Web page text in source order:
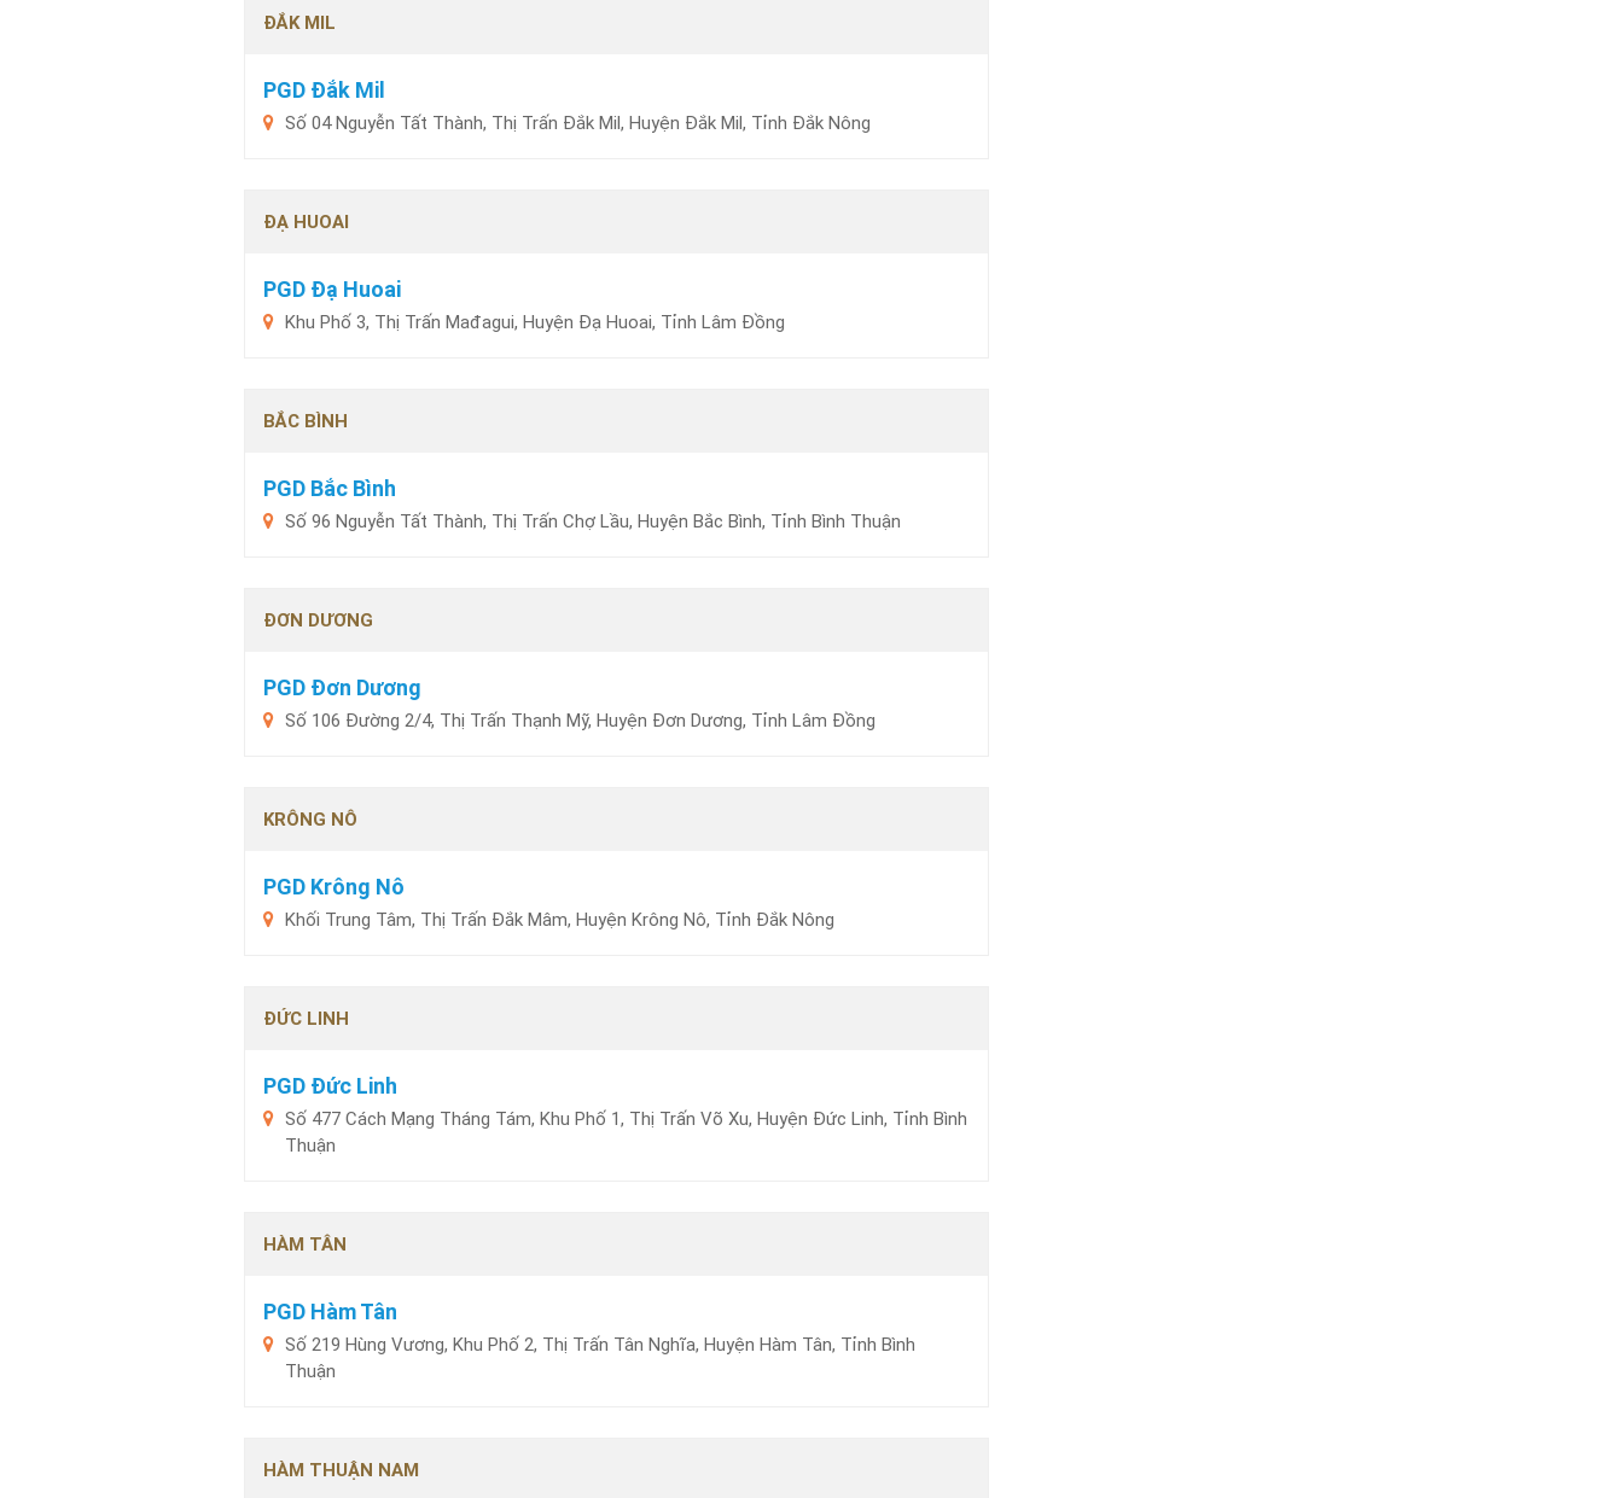
ĐẮK MIL
PGD Đắk Mil
Số 04 Nguyễn Tất Thành, Thị Trấn Đắk Mil, Huyện Đắk Mil, Tỉnh Đắk Nông
ĐẠ HUOAI
PGD Đạ Huoai
Khu Phố 3, Thị Trấn Mađagui, Huyện Đạ Huoai, Tỉnh Lâm Đồng
BẮC BÌNH
PGD Bắc Bình
Số 96 Nguyễn Tất Thành, Thị Trấn Chợ Lầu, Huyện Bắc Bình, Tỉnh Bình Thuận
ĐƠN DƯƠNG
PGD Đơn Dương
Số 106 Đường 2/4, Thị Trấn Thạnh Mỹ, Huyện Đơn Dương, Tỉnh Lâm Đồng
KRÔNG NÔ
PGD Krông Nô
Khối Trung Tâm, Thị Trấn Đắk Mâm, Huyện Krông Nô, Tỉnh Đắk Nông
ĐỨC LINH
PGD Đức Linh
Số 477 Cách Mạng Tháng Tám, Khu Phố 1, Thị Trấn Võ Xu, Huyện Đức Linh, Tỉnh Bình
Thuận
HÀM TÂN
PGD Hàm Tân
Số 219 Hùng Vương, Khu Phố 2, Thị Trấn Tân Nghĩa, Huyện Hàm Tân, Tỉnh Bình
Thuận
HÀM THUẬN NAM